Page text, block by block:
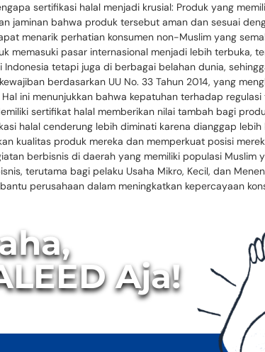
sertifikasi halal menjadi krusial: Produk yang
jaminan bahwa produk tersebut aman dan sesuai
menarik perhatian konsumen non-Muslim yang
memasuki pasar internasional menjadi lebih terbuka,
tetapi juga di berbagai belahan dunia,
berdasarkan UU No. 33 Tahun 2014, yang
ini menunjukkan bahwa kepatuhan terhadap
sertifikat halal memberikan nilai tambah bagi
halal cenderung lebih diminati karena dianggap
kualitas produk mereka dan memperkuat posisi
berbisnis di daerah yang memiliki populasi Muslim
terutama bagi pelaku Usaha Mikro, Kecil, dan
perusahaan dalam meningkatkan kepercayaan
Aja!